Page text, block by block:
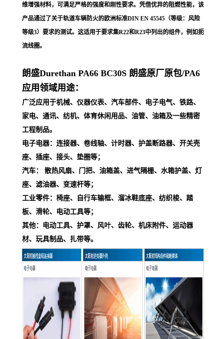
维增强材料，可满足严格的强度和刚性要求。凭借优异的阻燃性能，该
产品通过了关于轨道车辆防火的欧洲标准DIN EN 45545（等级：风险
等级3）要求的测试。这适用于要求集R22和R23中列出的组件，例如扼
流线圈。
朗盛Durethan PA66 BC30S 朗盛原厂原包/PA6
应用领域用途：
广泛应用于机械、仪器仪表、汽车部件、电子电气、铁路、
家电、通讯、纺机、体育休闲用品、油管、油箱及一些精密
工程制品。
电子电器：连接器、卷线轴、计时器、护盖断路器、开关壳
座、插座、接头、垫圈等；
汽车： 散热风扇、门把、油箱盖、进气隔栅、水箱护盖、灯
座、滤油器、变速杆等；
工业零件：椅座、自行车输框、溜冰鞋底座、纺织梭、踏
板、滑轮、电动工具等；
其他：电动工具、护罩、风叶、齿轮、机床附件、运动器
材、玩具制品、扎带等。